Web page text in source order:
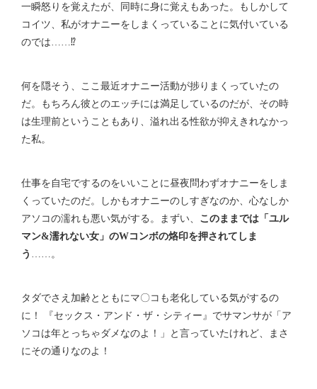
一瞬怒りを覚えたが、同時に身に覚えもあった。もしかして
コイツ、私がオナニーをしまくっていることに気付いている
のでは……⁉
何を隠そう、ここ最近オナニー活動が捗りまくっていたの
だ。もちろん彼とのエッチには満足しているのだが、その時
は生理前ということもあり、溢れ出る性欲が抑えきれなかっ
た私。
仕事を自宅でするのをいいことに昼夜問わずオナニーをしま
くっていたのだ。しかもオナニーのしすぎなのか、心なしか
アソコの濡れも悪い気がする。まずい、 このままでは「ユル
マン&濡れない女」のWコンボの烙印を押されてしま
う ……。
タダでさえ加齢とともにマ〇コも老化している気がするの
に！ 『セックス・アンド・ザ・シティー』でサマンサが「ア
ソコは年とっちゃダメなのよ！」と言っていたけれど、まさ
にその通りなのよ！